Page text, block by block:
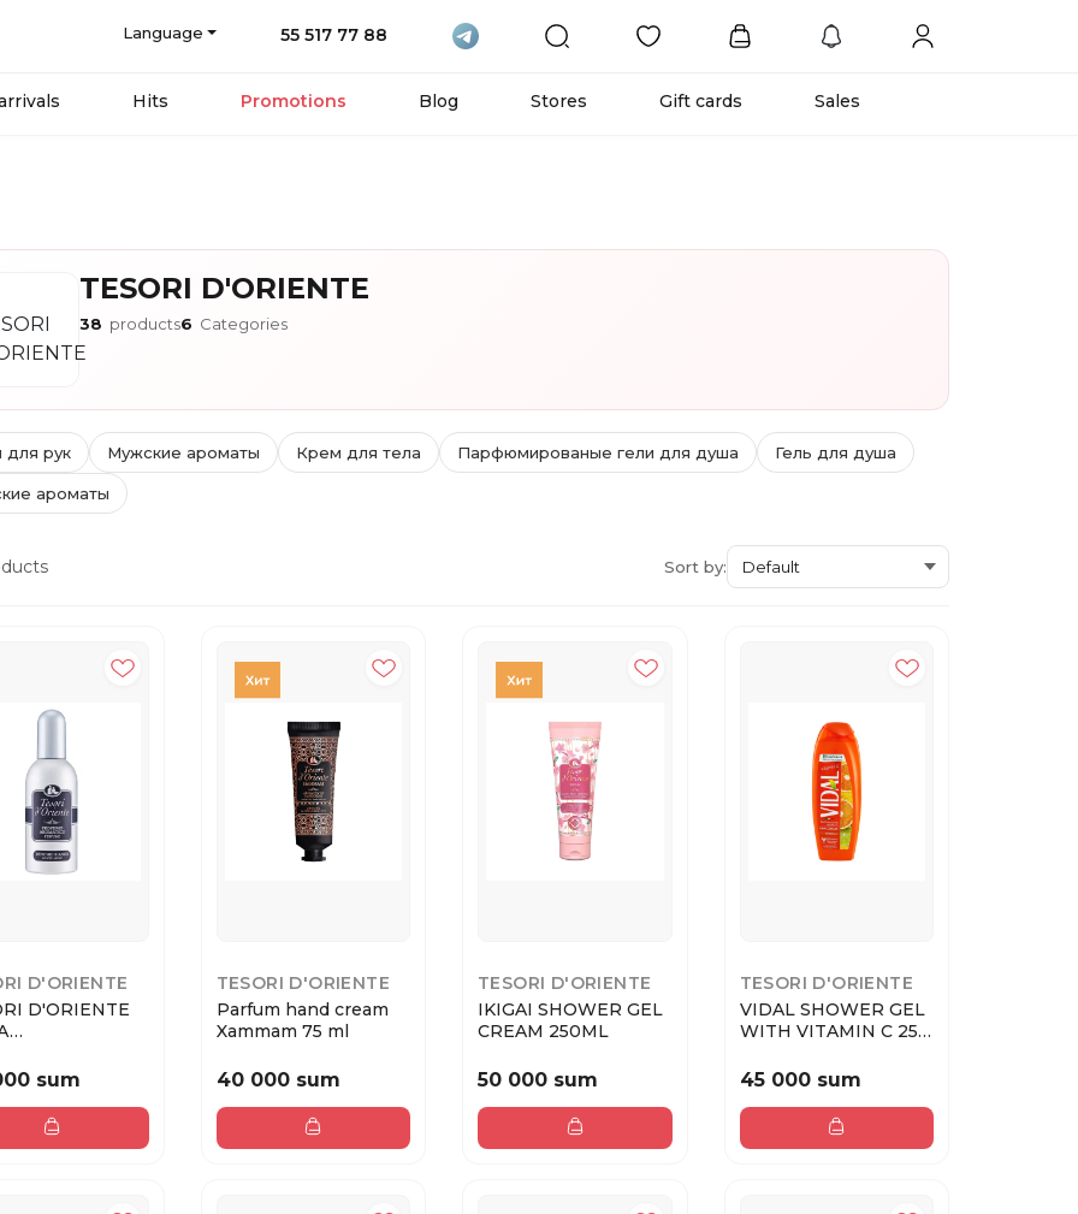
Language 55 517 77 88
Hits Promotions Blog Stores Gift cards Sales
TESORI D'ORIENTE
38 products6 Categories
для рук Мужские ароматы Крем для тела Парфюмированые гели для душа Гель для душа
ароматы
Sort by:
D'ORIENTE
D'ORIENTE
BIANKO (...
sum
TESORI D'ORIENTE
Parfum hand cream
Xammam 75 ml
40 000 sum
TESORI D'ORIENTE
IKIGAI SHOWER GEL
CREAM 250ML
50 000 sum
TESORI D'ORIENTE
VIDAL SHOWER GEL
WITH VITAMIN C 250
45 000 sum